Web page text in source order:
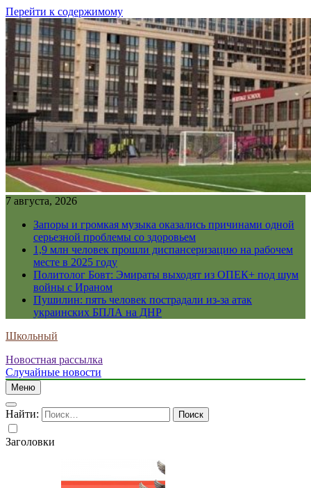
Перейти к содержимому
7 августа, 2026
Запоры и громкая музыка оказались причинами одной
серьезной проблемы со здоровьем
1,9 млн человек прошли диспансеризацию на рабочем
месте в 2025 году
Политолог Бовт: Эмираты выходят из ОПЕК+ под шум
войны с Ираном
Пушилин: пять человек пострадали из-за атак
украинских БПЛА на ДНР
Школьный
Новостная рассылка
Случайные новости
Меню
Найти:
Заголовки